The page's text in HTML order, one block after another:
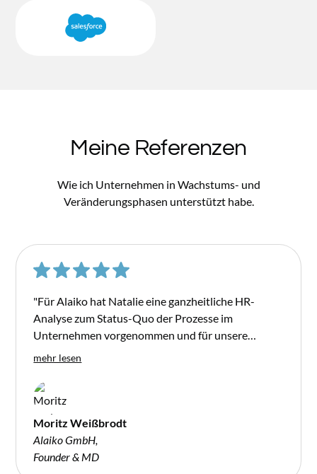
Meine Referenzen
Wie ich Unternehmen in Wachstums- und
Veränderungsphasen unterstützt habe.
"Für Alaiko hat Natalie eine ganzheitliche HR-
Analyse zum Status-Quo der Prozesse im
Unternehmen vorgenommen und für unsere
Hyper-Growth Phase wichtige
noch kein Head of-Level im Personalbereich hat,
brauchten wir eine professionelle Einschätzung zu
unseren Prozessen und Empfehlungen zu
konkreten Maßnahmen. Natalie hat dazu die
Implementierungsschritte entworfen und
mehr lesen
Moritz Weißbrodt
Alaiko GmbH,
Founder & MD